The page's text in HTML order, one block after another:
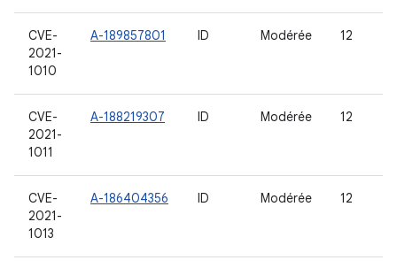
CVE-
2021-
1010
A-189857801 ID Modérée 12
CVE-
2021-
1011
A-188219307 ID Modérée 12
CVE-
2021-
1013
A-186404356 ID Modérée 12